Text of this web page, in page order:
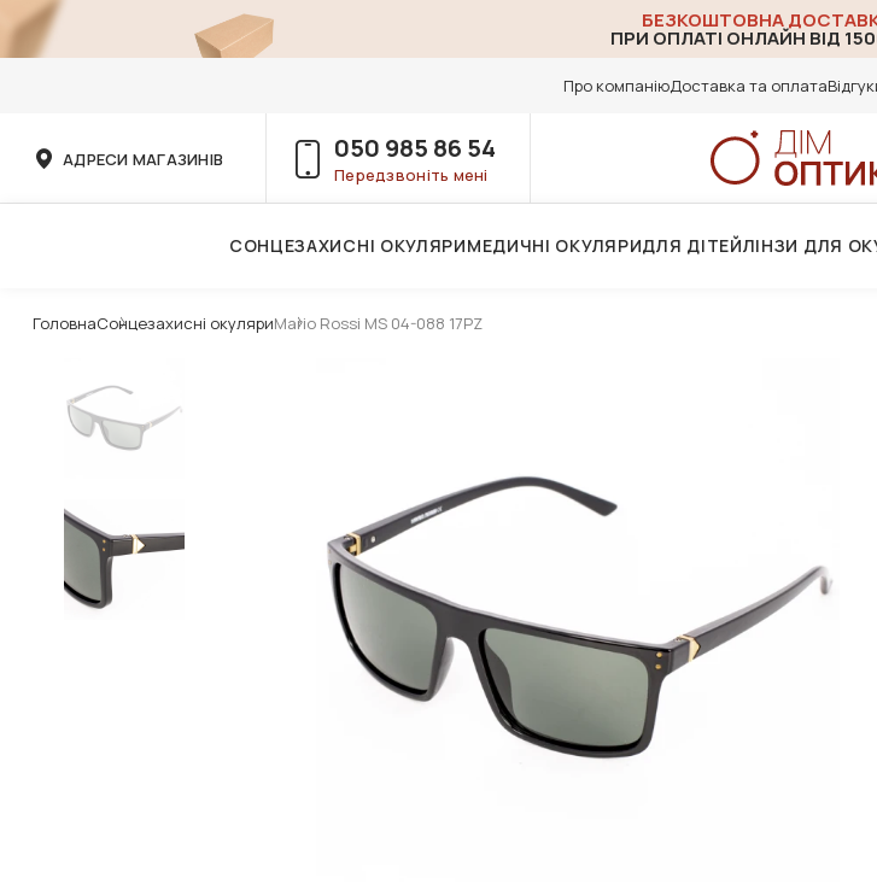
БЕЗКОШТОВНА
ПРИ ОПЛАТІ ОНЛАЙН ВІД
Про компаніюДоставка та оплата
АДРЕСИ МАГАЗИНІВ 050 985 86 54
Передзвоніть мені
СОНЦЕЗАХИСНІ ОКУЛЯРИМЕДИЧНІ ОКУЛЯРИДЛЯ ДІТЕЙЛІНЗИ ДЛЯ
ГоловнаСонцезахисні окуляриMario Rossi MS 04-088 17PZ